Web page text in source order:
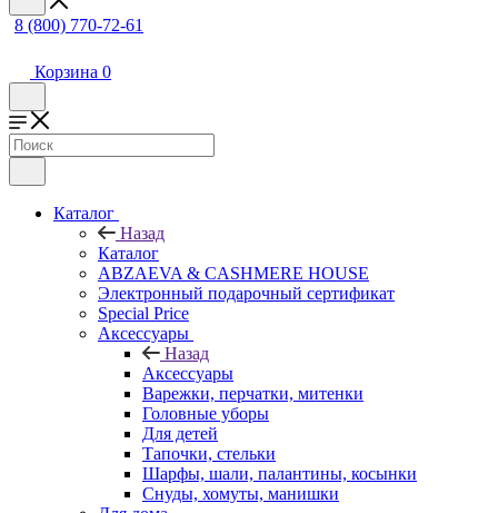
8 (800) 770-72-61
Корзина 0
Каталог
Назад
Каталог
ABZAEVA & CASHMERE HOUSE
Электронный подарочный сертификат
Special Price
Аксессуары
Назад
Аксессуары
Варежки, перчатки, митенки
Головные уборы
Для детей
Тапочки, стельки
Шарфы, шали, палантины, косынки
Снуды, хомуты, манишки